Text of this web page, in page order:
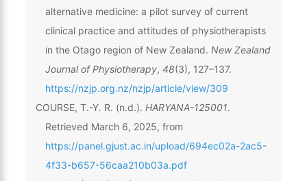
alternative medicine: a pilot survey of current
clinical practice and attitudes of physiotherapists
in the Otago region of New Zealand. New Zealand
Journal of Physiotherapy, 48(3), 127–137.
https://nzjp.org.nz/nzjp/article/view/309
COURSE, T.-Y. R. (n.d.). HARYANA-125001.
Retrieved March 6, 2025, from
https://panel.gjust.ac.in/upload/694ec02a-2ac5-
4f33-b657-56caa210b03a.pdf